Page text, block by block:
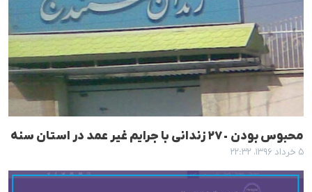
محبوس بودن ٢٧٠ زندانی با جرایم غیر عمد در استان سنە
۵ خرداد ۱۳۹۶، ۲۲:۳۲